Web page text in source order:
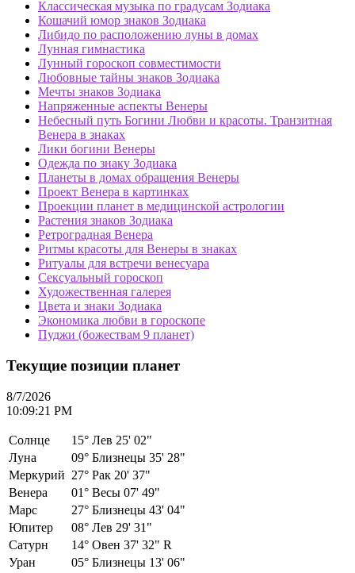
Классическая музыка по градусам Зодиака
Кошачий юмор знаков Зодиака
Либидо по расположению луны в домах
Лунная гимнастика
Лунный гороскоп совместимости
Любовные тайны знаков Зодиака
Мечты знаков Зодиака
Напряженные аспекты Венеры
Небесный путь Богини Любви и красоты. Транзитная
Венера в знаках
Лики богини Венеры
Одежда по знаку Зодиака
Планеты в домах обращения Венеры
Проект Венера в картинках
Проекции планет в медицинской астрологии
Растения знаков Зодиака
Ретроградная Венера
Ритмы красоты для Венеры в знаках
Ритуалы для встречи венесуара
Сексуальный гороскоп
Художественная галерея
Цвета и знаки Зодиака
Экономика любви в гороскопе
Пуджи (божествам 9 планет)
Текущие позиции планет
8/7/2026
10:09:21 PM
Солнце 15° Лев 25' 02"
Луна
09° Близнецы 35' 28"
Меркурий 27° Рак 20' 37"
Венера
01° Весы 07' 49"
Марс
27° Близнецы 43' 04"
Юпитер
08° Лев 29' 31"
Сатурн
14° Овен 37' 32" R
Уран
05° Близнецы 13' 06"